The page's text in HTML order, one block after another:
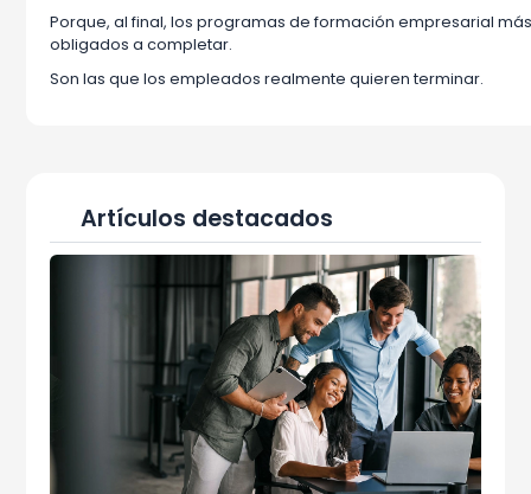
Porque, al final, los programas de formación empresarial
obligados a completar.
Son las que los empleados realmente quieren terminar.
Artículos destacados